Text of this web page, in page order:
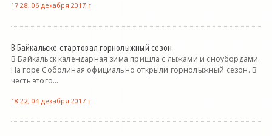
17:28, 06 декабря 2017 г.
В Байкальске стартовал горнолыжный сезон
В Байкальск календарная зима пришла с лыжами и сноубордами.
На горе Соболиная официально открыли горнолыжный сезон. В
честь этого...
18:22, 04 декабря 2017 г.